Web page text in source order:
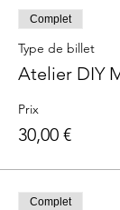
Complet
Type de billet
Atelier DIY
Prix
30,00 €
Complet